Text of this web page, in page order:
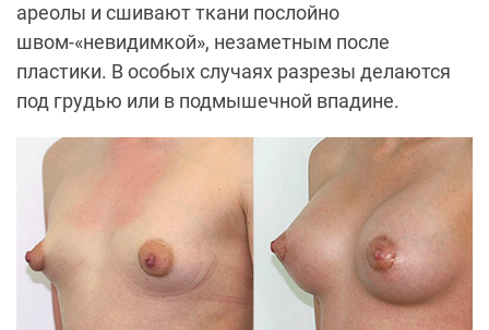
ареолы и сшивают ткани послойно
швом-«невидимкой», незаметным после
пластики. В особых случаях разрезы делаются
под грудью или в подмышечной впадине.